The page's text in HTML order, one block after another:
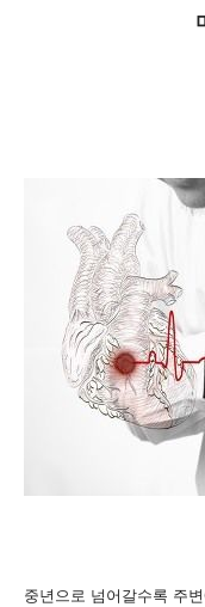
중년으로 넘어갈수록 주